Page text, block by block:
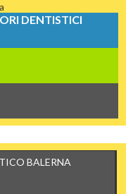
DENTISTICI
BALERNA